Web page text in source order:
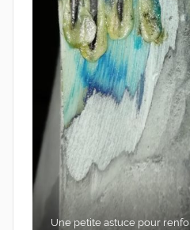
Une petite astuce pour